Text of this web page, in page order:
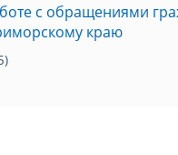
с обращениями
краю